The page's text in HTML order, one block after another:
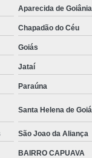
Aparecida de Goiânia
Chapadão do Céu
Goiás
Jataí
Paraúna
Santa Helena de
São Joao da Aliança
BAIRRO CAPUAVA